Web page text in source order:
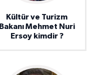
Kültür ve Turizm
Bakanı Mehmet Nuri
Ersoy kimdir ?